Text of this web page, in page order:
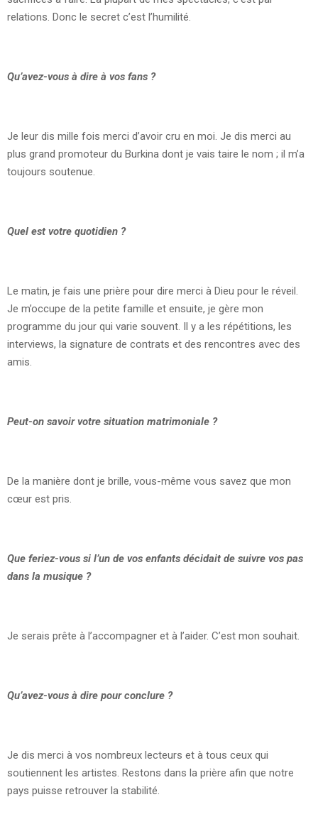
relations. Donc le secret c’est l’humilité.
Qu’avez-vous à dire à vos fans ?
Je leur dis mille fois merci d’avoir cru en moi. Je dis merci au
plus grand promoteur du Burkina dont je vais taire le nom ; il m’a
toujours soutenue.
Quel est votre quotidien ?
Le matin, je fais une prière pour dire merci à Dieu pour le réveil.
Je m’occupe de la petite famille et ensuite, je gère mon
programme du jour qui varie souvent. Il y a les répétitions, les
interviews, la signature de contrats et des rencontres avec des
amis.
Peut-on savoir votre situation matrimoniale ?
De la manière dont je brille, vous-même vous savez que mon
cœur est pris.
Que feriez-vous si l’un de vos enfants décidait de suivre vos pas
dans la musique ?
Je serais prête à l’accompagner et à l’aider. C’est mon souhait.
Qu’avez-vous à dire pour conclure ?
Je dis merci à vos nombreux lecteurs et à tous ceux qui
soutiennent les artistes. Restons dans la prière afin que notre
pays puisse retrouver la stabilité.